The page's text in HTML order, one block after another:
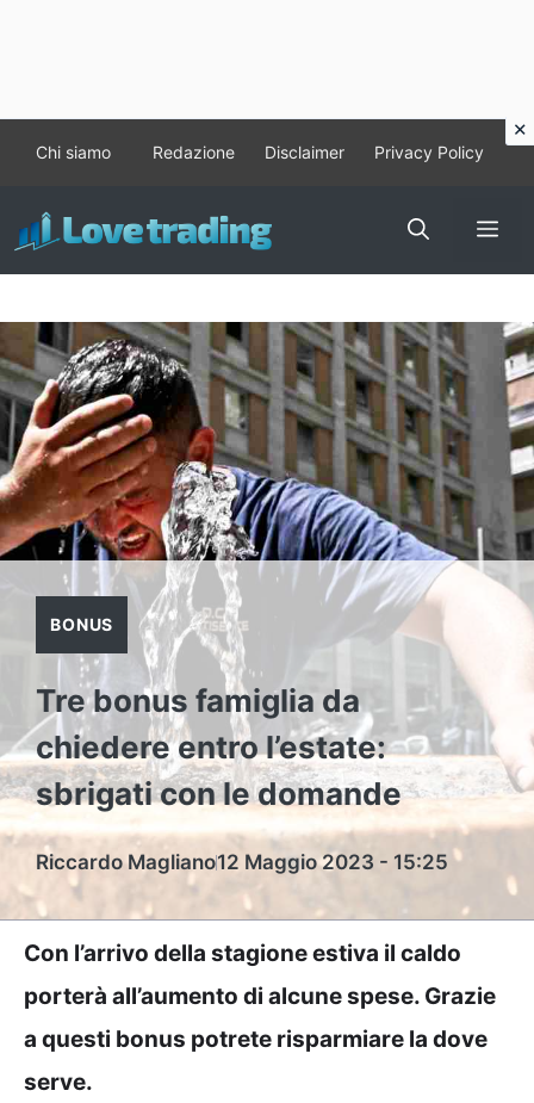
contenuto
Chi siamo Redazione Disclaimer Privacy Policy
BONUS
Tre bonus famiglia da
chiedere entro l’estate:
sbrigati con le domande
Riccardo Magliano12 Maggio 2023 - 15:25
Con l’arrivo della stagione estiva il caldo
porterà all’aumento di alcune spese. Grazie
a questi bonus potrete risparmiare la dove
serve.